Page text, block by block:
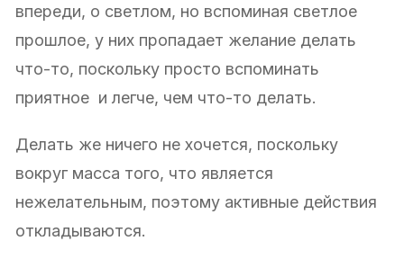
впереди, о светлом, но вспоминая светлое
прошлое, у них пропадает желание делать
что-то, поскольку просто вспоминать
приятное и легче, чем что-то делать.
Делать же ничего не хочется, поскольку
вокруг масса того, что является
нежелательным, поэтому активные действия
откладываются.